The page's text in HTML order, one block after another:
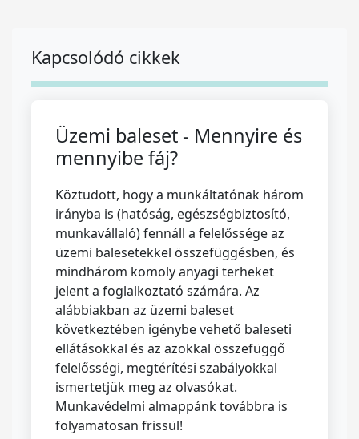
Kapcsolódó cikkek
Üzemi baleset - Mennyire és
mennyibe fáj?
Köztudott, hogy a munkáltatónak három
irányba is (hatóság, egészségbiztosító,
munkavállaló) fennáll a felelőssége az
üzemi balesetekkel összefüggésben, és
mindhárom komoly anyagi terheket
jelent a foglalkoztató számára. Az
alábbiakban az üzemi baleset
következtében igénybe vehető baleseti
ellátásokkal és az azokkal összefüggő
felelősségi, megtérítési szabályokkal
ismertetjük meg az olvasókat.
Munkavédelmi almappánk továbbra is
folyamatosan frissül!